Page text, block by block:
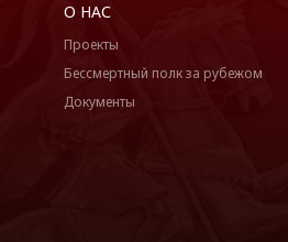
О НАС
Проекты
Бессмертный полк за рубежом
Документы